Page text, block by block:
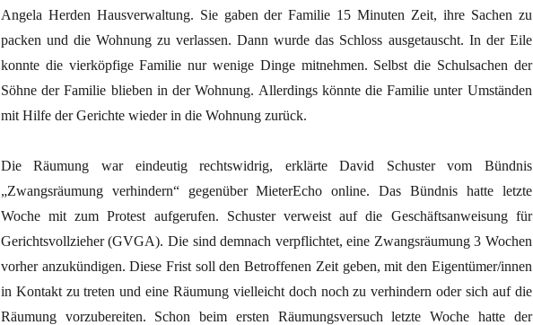
Angela Herden Hausverwaltung. Sie gaben der Familie 15 Minuten Zeit, ihre Sachen zu
packen und die Wohnung zu verlassen. Dann wurde das Schloss ausgetauscht. In der Eile
konnte die vierköpfige Familie nur wenige Dinge mitnehmen. Selbst die Schulsachen der
Söhne der Familie blieben in der Wohnung. Allerdings könnte die Familie unter Umständen
mit Hilfe der Gerichte wieder in die Wohnung zurück.
Die Räumung war eindeutig rechtswidrig, erklärte David Schuster vom Bündnis
„Zwangsräumung verhindern“ gegenüber MieterEcho online. Das Bündnis hatte letzte
Woche mit zum Protest aufgerufen. Schuster verweist auf die Geschäftsanweisung für
Gerichtsvollzieher (GVGA). Die sind demnach verpflichtet, eine Zwangsräumung 3 Wochen
vorher anzukündigen. Diese Frist soll den Betroffenen Zeit geben, mit den Eigentümer/innen
in Kontakt zu treten und eine Räumung vielleicht doch noch zu verhindern oder sich auf die
Räumung vorzubereiten. Schon beim ersten Räumungsversuch letzte Woche hatte der